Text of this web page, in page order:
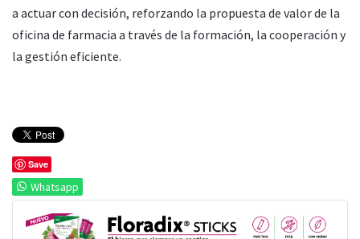
a actuar con decisión, reforzando la propuesta de valor de la
oficina de farmacia a través de la formación, la cooperación y
la gestión eficiente.
Save
Whatsapp